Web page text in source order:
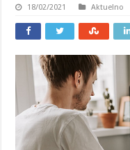
18/02/2021 Aktuelno